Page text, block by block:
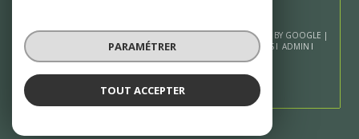
© 2026 | TOUS DROITS RÉSERVÉS | TRADUCTION POWERED BY GOOGLE |
NOS HONORAIRES
PLAN DU SITE MENTIONS LÉGALES
ADMIN
COOKIES
PARAMÉTRER
TOUT ACCEPTER